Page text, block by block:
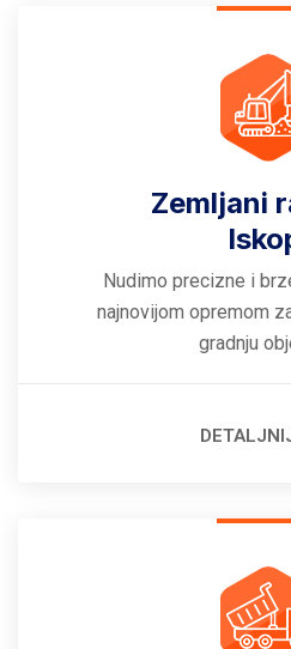
Zemljani
Nudimo precizne i
najnovijom opremom
gradnju